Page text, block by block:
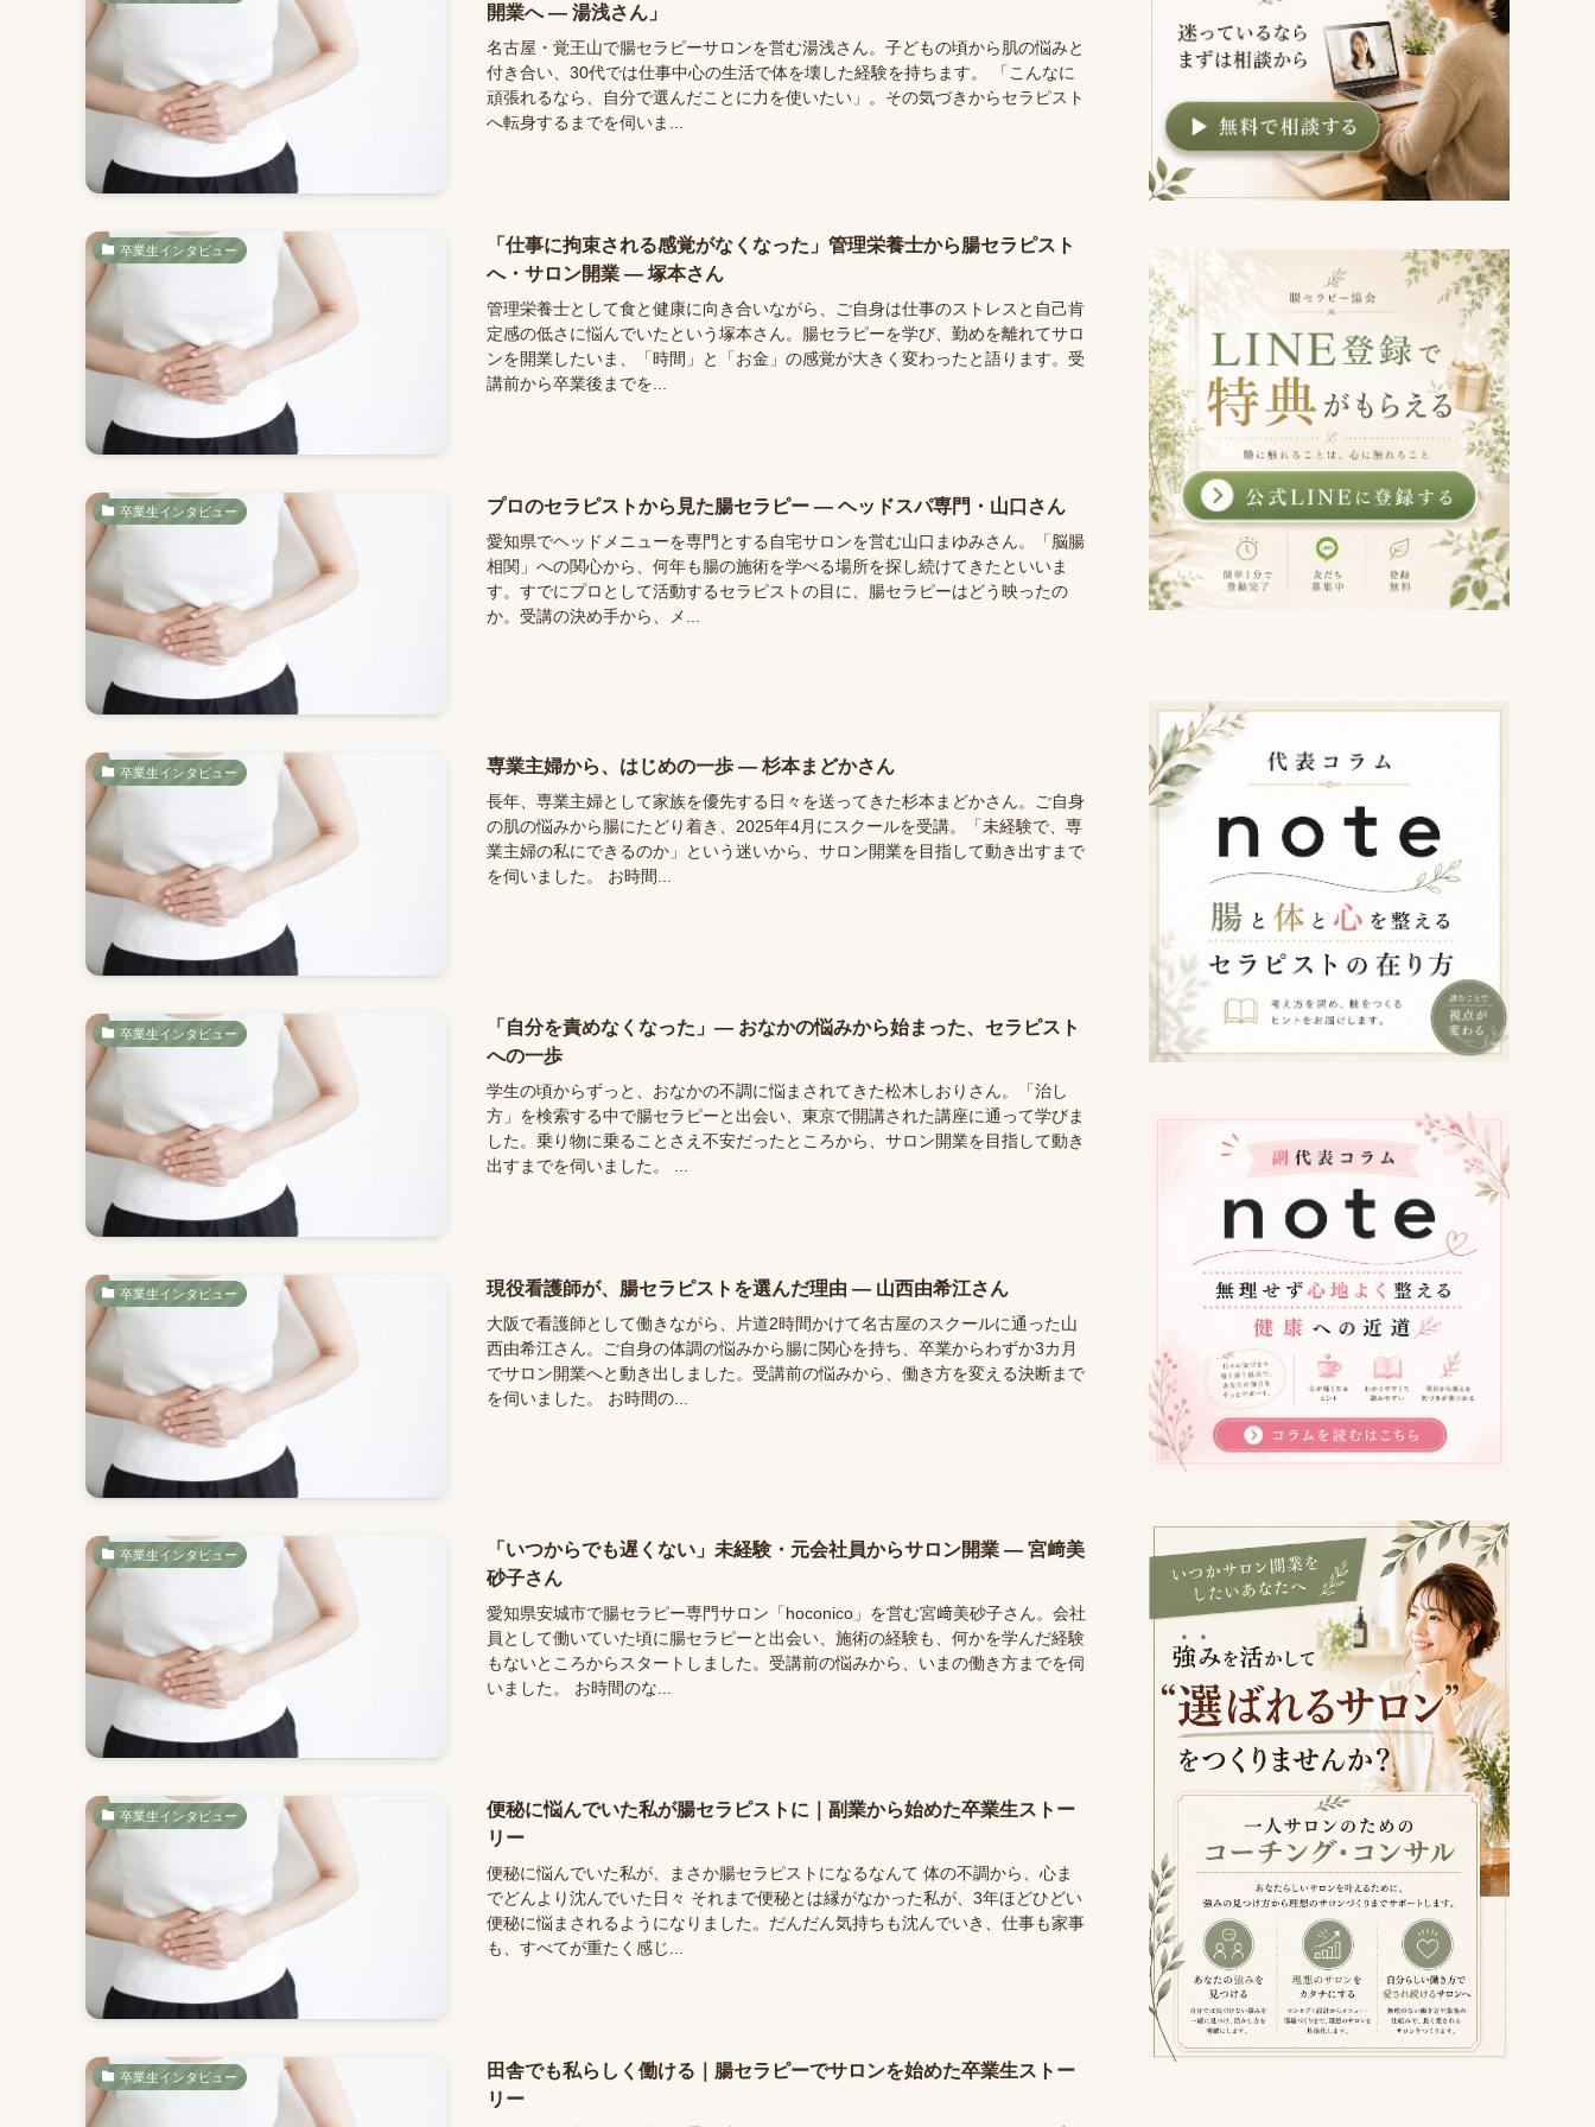
開業へ ― 湯浅さん」
名古屋・覚王山で腸セラピーサロンを営む湯浅さん。子どもの頃から肌の悩みと
付き合い、30代では仕事中心の生活で体を壊した経験を持ちます。 「こんなに
頑張れるなら、自分で選んだことに力を使いたい」。その気づきからセラピスト
へ転身するまでを伺いま...
卒業生インタビュー
「仕事に拘束される感覚がなくなった」管理栄養士から腸セラピスト
へ・サロン開業 ― 塚本さん
管理栄養士として食と健康に向き合いながら、ご自身は仕事のストレスと自己肯
定感の低さに悩んでいたという塚本さん。腸セラピーを学び、勤めを離れてサロ
ンを開業したいま、「時間」と「お金」の感覚が大きく変わったと語ります。受
講前から卒業後までを...
卒業生インタビュー プロのセラピストから見た腸セラピー ― ヘッドスパ専門・山口さん
愛知県でヘッドメニューを専門とする自宅サロンを営む山口まゆみさん。「脳腸
相関」への関心から、何年も腸の施術を学べる場所を探し続けてきたといいま
す。すでにプロとして活動するセラピストの目に、腸セラピーはどう映ったの
か。受講の決め手から、メ...
卒業生インタビュー 専業主婦から、はじめの一歩 ― 杉本まどかさん
長年、専業主婦として家族を優先する日々を送ってきた杉本まどかさん。ご自身
の肌の悩みから腸にたどり着き、2025年4月にスクールを受講。「未経験で、専
業主婦の私にできるのか」という迷いから、サロン開業を目指して動き出すまで
を伺いました。 お時間...
卒業生インタビュー
「自分を責めなくなった」― おなかの悩みから始まった、セラピスト
への一歩
学生の頃からずっと、おなかの不調に悩まされてきた松木しおりさん。「治し
方」を検索する中で腸セラピーと出会い、東京で開講された講座に通って学びま
した。乗り物に乗ることさえ不安だったところから、サロン開業を目指して動き
出すまでを伺いました。 ...
卒業生インタビュー 現役看護師が、腸セラピストを選んだ理由 ― 山西由希江さん
大阪で看護師として働きながら、片道2時間かけて名古屋のスクールに通った山
西由希江さん。ご自身の体調の悩みから腸に関心を持ち、卒業からわずか3カ月
でサロン開業へと動き出しました。受講前の悩みから、働き方を変える決断まで
を伺いました。 お時間の...
卒業生インタビュー
「いつからでも遅くない」未経験・元会社員からサロン開業 ― 宮﨑美
砂子さん
愛知県安城市で腸セラピー専門サロン「hoconico」を営む宮﨑美砂子さん。会社
員として働いていた頃に腸セラピーと出会い、施術の経験も、何かを学んだ経験
もないところからスタートしました。受講前の悩みから、いまの働き方までを伺
いました。 お時間のな...
卒業生インタビュー
便秘に悩んでいた私が腸セラピストに｜副業から始めた卒業生ストー
リー
便秘に悩んでいた私が、まさか腸セラピストになるなんて 体の不調から、心ま
でどんより沈んでいた日々 それまで便秘とは縁がなかった私が、3年ほどひどい
便秘に悩まされるようになりました。だんだん気持ちも沈んでいき、仕事も家事
も、すべてが重たく感じ...
卒業生インタビュー
田舎でも私らしく働ける｜腸セラピーでサロンを始めた卒業生ストー
リー